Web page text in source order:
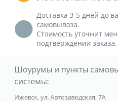
Доставка 3-5 дней до
самовывоза.
Стоимость уточнит
подтверждении заказа.
Шоурумы и пункты
системы:
Ижевск, ул. Автозаводская, 7А